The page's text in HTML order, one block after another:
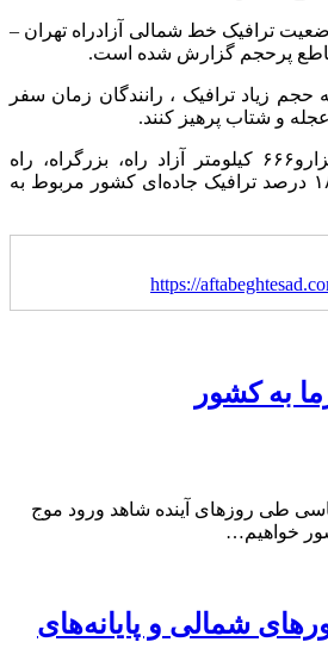
ترافیک خط شمالی آزادراه تهران –
پرحجم گزارش شده است.
زیاد ترافیک ، رانندگان زمان سفر
و شتاب پرهیز کنند.
استان البرز دارای یک هزارو۶۶۶ کیلومتر آزاد راه، بزرگراه، راه
اصلی و فرعی است که ۱۸ درصد ترافیک جاده‌ای کشور مربوط به
https://
به کشور
طی روزهای آینده شاهد ورود موج
خواهیم…
شمالی و پایانه‌های